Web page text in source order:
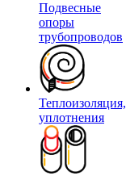
Подвесные
опоры
трубопроводов
Теплоизоляция,
уплотнения